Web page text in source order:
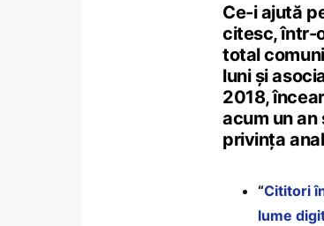
Ce-i ajută
citesc, într-
total
luni și
2018,
acum un
privința
“Cititori
lume